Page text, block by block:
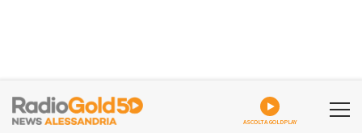
ASCOLTA GOLDPLAY